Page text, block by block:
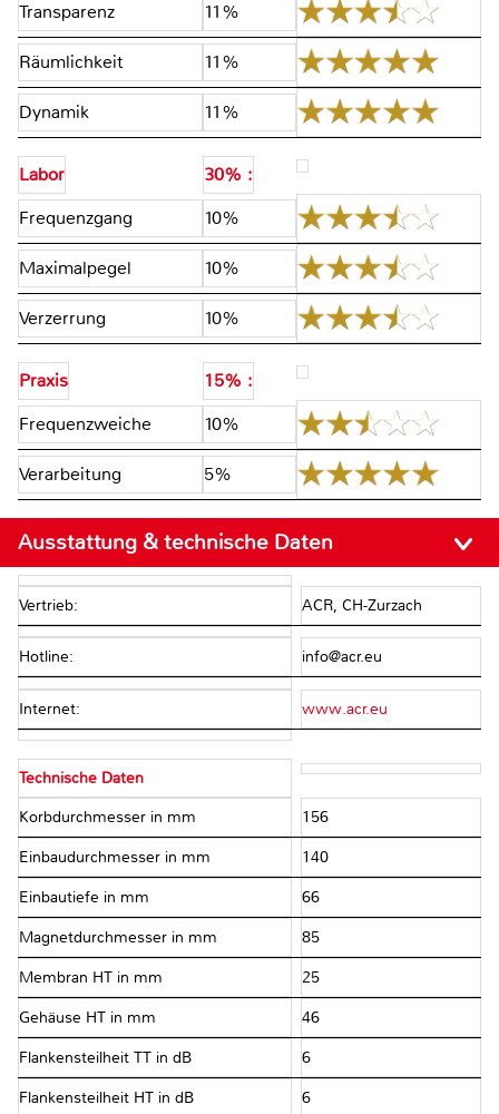
Transparenz 11%
Räumlichkeit 11%
Dynamik 11%
Labor
30% :
Frequenzgang
10%
Maximalpegel 10%
Verzerrung 10%
Praxis
15% :
Frequenzweiche
10%
Verarbeitung 5%
Ausstattung & technische Daten
Vertrieb: ACR, CH-Zurzach
Hotline: info@acr.eu
Internet: www.acr.eu
Technische Daten
Korbdurchmesser in mm 156
Einbaudurchmesser in mm 140
Einbautiefe in mm 66
Magnetdurchmesser in mm 85
Membran HT in mm 25
Gehäuse HT in mm 46
Flankensteilheit TT in dB 6
Flankensteilheit HT in dB 6